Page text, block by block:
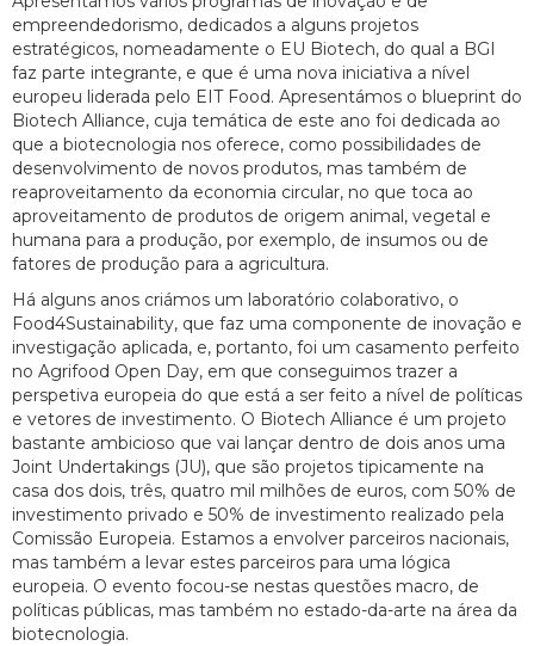
empreendedorismo, dedicados a alguns projetos
estratégicos, nomeadamente o EU Biotech, do qual a BGI
faz parte integrante, e que é uma nova iniciativa a nível
europeu liderada pelo EIT Food. Apresentámos o blueprint do
Biotech Alliance, cuja temática de este ano foi dedicada ao
que a biotecnologia nos oferece, como possibilidades de
desenvolvimento de novos produtos, mas também de
reaproveitamento da economia circular, no que toca ao
aproveitamento de produtos de origem animal, vegetal e
humana para a produção, por exemplo, de insumos ou de
fatores de produção para a agricultura.
Há alguns anos criámos um laboratório colaborativo, o
Food4Sustainability, que faz uma componente de inovação e
investigação aplicada, e, portanto, foi um casamento perfeito
no Agrifood Open Day, em que conseguimos trazer a
perspetiva europeia do que está a ser feito a nível de políticas
e vetores de investimento. O Biotech Alliance é um projeto
bastante ambicioso que vai lançar dentro de dois anos uma
Joint Undertakings (JU), que são projetos tipicamente na
casa dos dois, três, quatro mil milhões de euros, com 50% de
investimento privado e 50% de investimento realizado pela
Comissão Europeia. Estamos a envolver parceiros nacionais,
mas também a levar estes parceiros para uma lógica
europeia. O evento focou-se nestas questões macro, de
políticas públicas, mas também no estado-da-arte na área da
biotecnologia.